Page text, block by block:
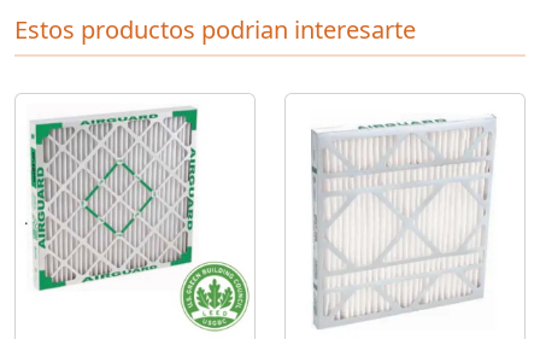
Estos productos podrian interesarte